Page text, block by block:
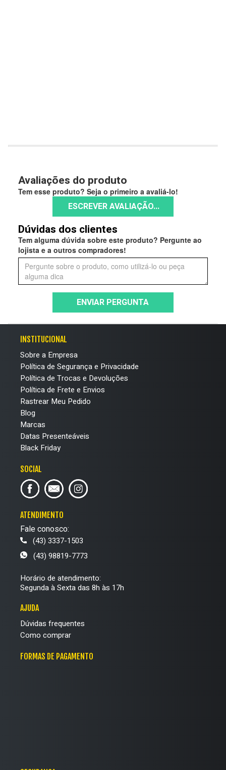
Avaliações do produto
Tem esse produto? Seja o primeiro a avaliá-lo!
ESCREVER AVALIAÇÃO...
Dúvidas dos clientes
Tem alguma dúvida sobre este produto? Pergunte ao
lojista e a outros compradores!
ENVIAR PERGUNTA
INSTITUCIONAL
Sobre a Empresa
Política de Segurança e Privacidade
Política de Trocas e Devoluções
Política de Frete e Envios
Rastrear Meu Pedido
Blog
Marcas
Datas Presenteáveis
Black Friday
SOCIAL
ATENDIMENTO
Fale conosco:
(43) 3337-1503
(43) 98819-7773
Horário de atendimento:
Segunda à Sexta das 8h às 17h
AJUDA
Dúvidas frequentes
Como comprar
FORMAS DE PAGAMENTO